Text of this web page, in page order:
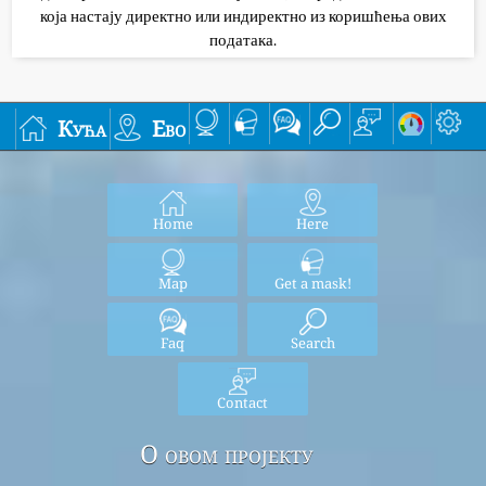
која настају директно или индиректно из коришћења ових
података.
Кућа Ево
Home Here
Map Get a mask!
Faq Search
Contact
О овом пројекту